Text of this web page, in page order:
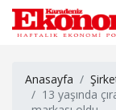
Anasayfa
13 yaşında